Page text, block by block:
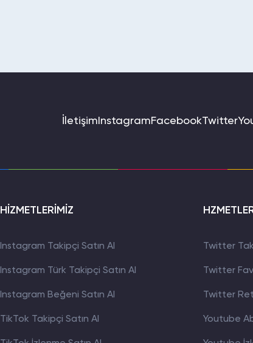
İletişim InstagramFacebookTwitter
HİZMETLERİMİZ
Instagram Takipçi Satın Al
Instagram Türk Takipçi Satın Al
Instagram Beğeni Satın Al
TikTok Takipçi Satın Al
Twitter
Twitter
Twitter
Youtube